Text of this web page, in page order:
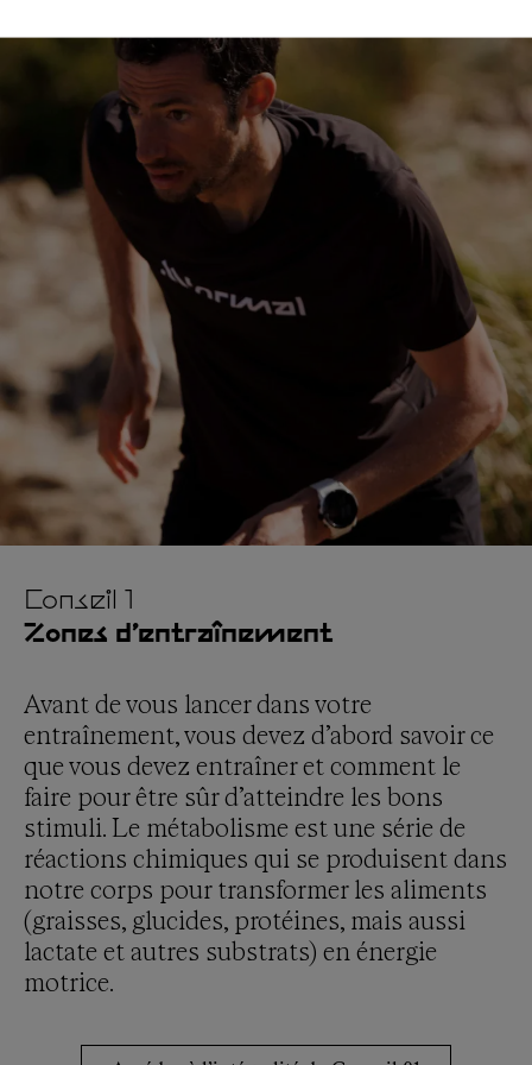
Conseil 1
Zones d’entraînement
Avant de vous lancer dans votre
entraînement, vous devez d’abord savoir ce
que vous devez entraîner et comment le
faire pour être sûr d’atteindre les bons
stimuli. Le métabolisme est une série de
réactions chimiques qui se produisent dans
notre corps pour transformer les aliments
(graisses, glucides, protéines, mais aussi
lactate et autres substrats) en énergie
motrice.